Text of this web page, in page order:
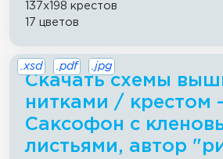
137x198 крестов
17 цветов
Скачать схемы
нитками / крестом -
Саксофон с
листьями, автор
.xsd .pdf .jpg